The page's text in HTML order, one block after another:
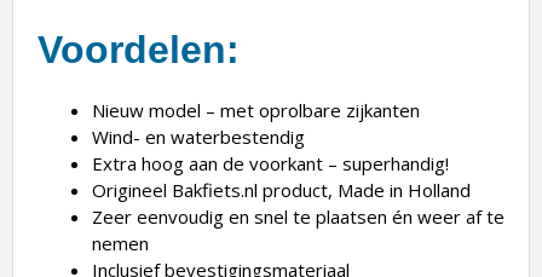
Voordelen:
Nieuw model – met oprolbare zijkanten
Wind- en waterbestendig
Extra hoog aan de voorkant – superhandig!
Origineel Bakfiets.nl product, Made in Holland
Zeer eenvoudig en snel te plaatsen én weer af te
nemen
Inclusief bevestigingsmateriaal